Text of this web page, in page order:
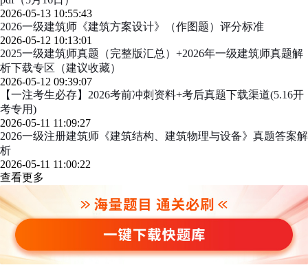
2026-05-13 10:55:43
2026一级建筑师《建筑方案设计》（作图题）评分标准
2026-05-12 10:13:01
2025一级建筑师真题（完整版汇总）+2026年一级建筑师真题解
析下载专区（建议收藏）
2026-05-12 09:39:07
【一注考生必存】2026考前冲刺资料+考后真题下载渠道(5.16开
考专用)
2026-05-11 11:09:27
2026一级注册建筑师《建筑结构、建筑物理与设备》真题答案解
析
2026-05-11 11:00:22
查看更多